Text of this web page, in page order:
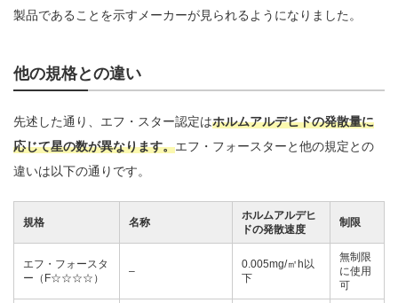
製品であることを示すメーカーが見られるようになりました。
他の規格との違い
先述した通り、エフ・スター認定はホルムアルデヒドの発散量に
応じて星の数が異なります。エフ・フォースターと他の規定との
違いは以下の通りです。
規格 名称
ホルムアルデヒ
ドの発散速度
制限
エフ・フォースタ
ー（F☆☆☆☆）
–
0.005mg/㎡h以
下
無制限
に使用
可